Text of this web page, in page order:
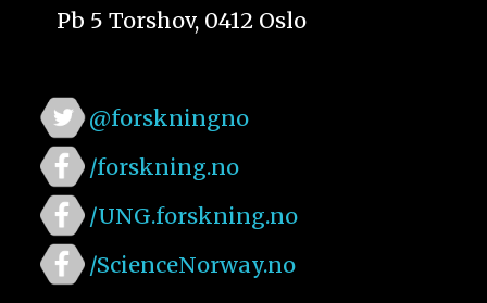
Pb 5 Torshov, 0412 Oslo
@forskningno
/forskning.no
/UNG.forskning.no
/ScienceNorway.no